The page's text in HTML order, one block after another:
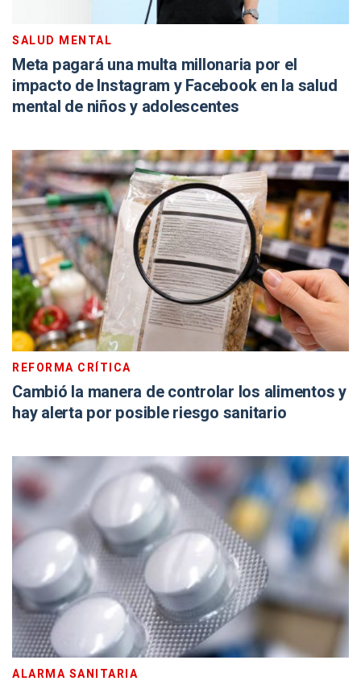
SALUD MENTAL
Meta pagará una multa millonaria por el
impacto de Instagram y Facebook en la salud
mental de niños y adolescentes
REFORMA CRÍTICA
Cambió la manera de controlar los alimentos y
hay alerta por posible riesgo sanitario
ALARMA SANITARIA